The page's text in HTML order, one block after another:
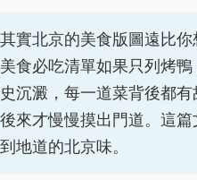
實北京的美食版圖遠比
食必吃清單如果只列烤
沉澱，每一道菜背後都
來才慢慢摸出門道。這
地道的北京味。